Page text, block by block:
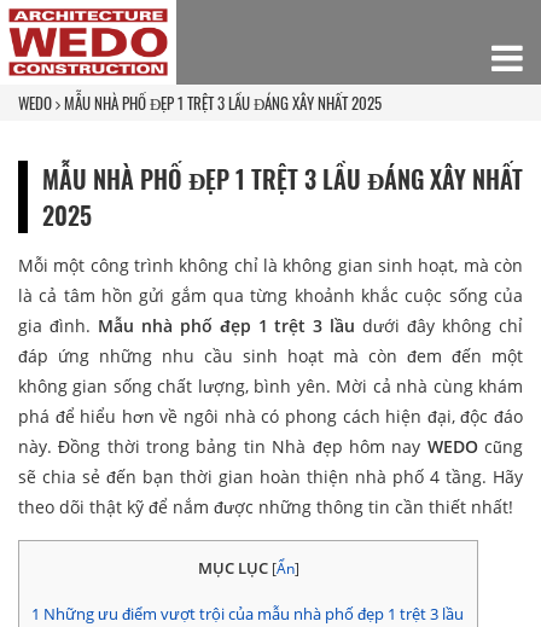
WEDO MẪU NHÀ PHỐ ĐẸP 1 TRỆT 3 LẦU ĐÁNG XÂY NHẤT 2025
MẪU NHÀ PHỐ ĐẸP 1 TRỆT 3 LẦU ĐÁNG XÂY NHẤT
2025
Mỗi một công trình không chỉ là không gian sinh hoạt, mà còn
là cả tâm hồn gửi gắm qua từng khoảnh khắc cuộc sống của
gia đình. Mẫu nhà phố đẹp 1 trệt 3 lầu dưới đây không chỉ
đáp ứng những nhu cầu sinh hoạt mà còn đem đến một
không gian sống chất lượng, bình yên. Mời cả nhà cùng khám
phá để hiểu hơn về ngôi nhà có phong cách hiện đại, độc đáo
này. Đồng thời trong bảng tin Nhà đẹp hôm nay WEDOcũng
sẽ chia sẻ đến bạn thời gian hoàn thiện nhà phố 4 tầng. Hãy
theo dõi thật kỹ để nắm được những thông tin cần thiết nhất!
MỤC LỤC [Ẩn]
1 Những ưu điểm vượt trội của mẫu nhà phố đẹp 1 trệt 3 lầu